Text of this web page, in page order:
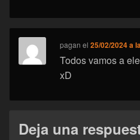
pagan el25/02/2024 a
Todos vamos a
xD
Deja una